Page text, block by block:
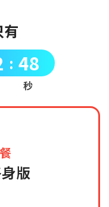
: 47
秒
版